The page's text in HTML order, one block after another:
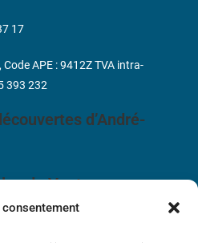
consentement
d’André-
de Vente
17
Code APE : 9412Z TVA intra-
393 232